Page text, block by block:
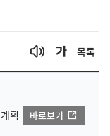
목록
획
바로보기